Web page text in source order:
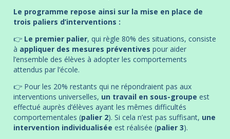
Le programme repose ainsi sur la mise en place de
trois paliers d’interventions :
👉 Le premier palier, qui règle 80% des situations, consiste
à appliquer des mesures préventives pour aider
l’ensemble des élèves à adopter les comportements
attendus par l’école.
👉 Pour les 20% restants qui ne répondraient pas aux
interventions universelles, un travail en sous-groupe est
effectué auprès d’élèves ayant les mêmes difficultés
comportementales (palier 2). Si cela n’est pas suffisant, une
intervention individualisée est réalisée (palier 3).